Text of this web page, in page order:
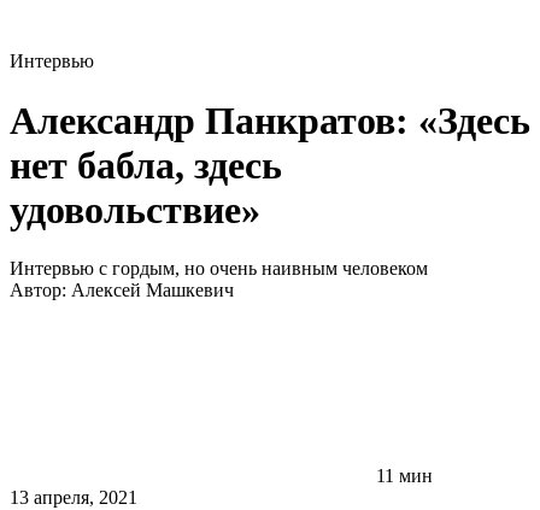
Интервью
Александр Панкратов: «Здесь
нет бабла, здесь
удовольствие»
Интервью с гордым, но очень наивным человеком
Автор: Алексей Машкевич
11 мин
13 апреля, 2021